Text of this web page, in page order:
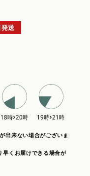
送
出来ない場合がございま
早くお届けできる場合が